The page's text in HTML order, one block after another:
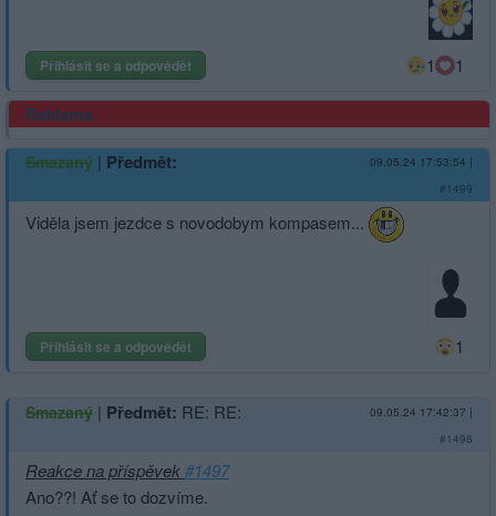
Přihlásit se a odpovědět 1 1
Reklama
Smazaný | Předmět: 09.05.24 17:53:54 |
#1499
Viděla jsem jezdce s novodobym kompasem...
Přihlásit se a odpovědět 1
Smazaný | Předmět: RE: RE: 09.05.24 17:42:37 |
#1498
Reakce na příspěvek#1497
Ano??! Ať se to dozvíme.